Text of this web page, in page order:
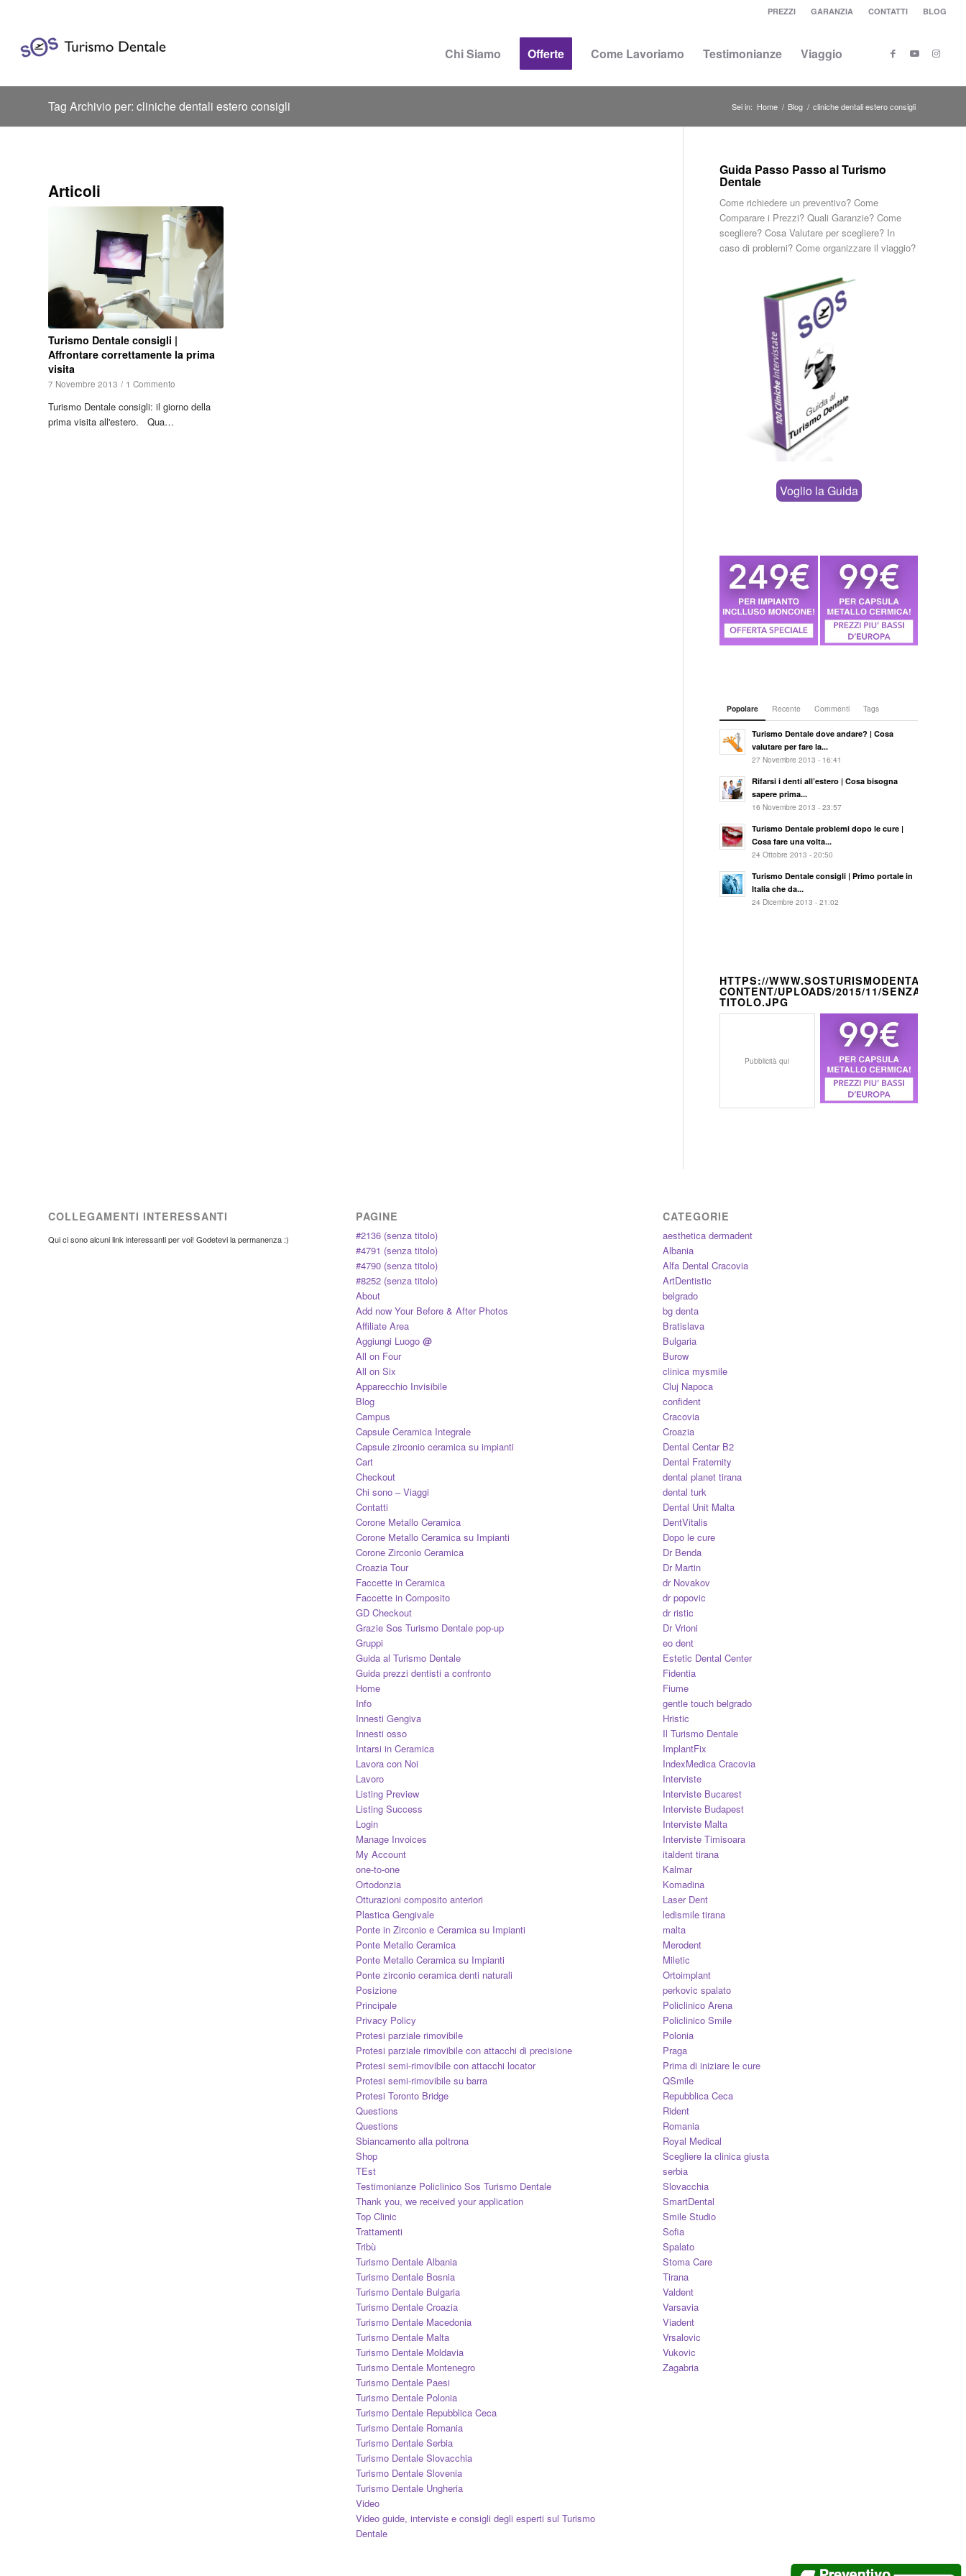
PREZZI GARANZIA CONTATTI BLOG
Chi Siamo Offerte Come Lavoriamo Testimonianze Viaggio
Tag Archivio per: cliniche dentali estero consigli Sei in: Home / Blog / cliniche dentali estero consigli
Articoli
Turismo Dentale consigli |
Affrontare correttamente la prima
visita
7 Novembre 2013 / 1 Commento
Turismo Dentale consigli: il giorno della
prima visita all'estero. Qua…
Guida Passo Passo al Turismo
Dentale
Come richiedere un preventivo? Come
Comparare i Prezzi? Quali Garanzie? Come
scegliere? Cosa Valutare per scegliere? In
caso di problemi? Come organizzare il viaggio?
Voglio la Guida
Popolare Recente Commenti Tags
Turismo Dentale dove andare? | Cosa
valutare per fare la...
27 Novembre 2013 - 16:41
Rifarsi i denti all’estero | Cosa bisogna
sapere prima...
16 Novembre 2013 - 23:57
Turismo Dentale problemi dopo le cure |
Cosa fare una volta...
24 Ottobre 2013 - 20:50
Turismo Dentale consigli | Primo portale in
Italia che da...
24 Dicembre 2013 - 21:02
HTTPS://WWW.SOSTURISMODENTALE.IT/
CONTENT/UPLOADS/2015/11/SENZA-
TITOLO.JPG
Pubblicità qui
COLLEGAMENTI INTERESSANTI
Qui ci sono alcuni link interessanti per voi! Godetevi la permanenza :)
PAGINE
#2136 (senza titolo)
#4791 (senza titolo)
#4790 (senza titolo)
#8252 (senza titolo)
About
Add now Your Before & After Photos
Affiliate Area
Aggiungi Luogo @
All on Four
All on Six
Apparecchio Invisibile
Blog
Campus
Capsule Ceramica Integrale
Capsule zirconio ceramica su impianti
Cart
Checkout
Chi sono – Viaggi
Contatti
Corone Metallo Ceramica
Corone Metallo Ceramica su Impianti
Corone Zirconio Ceramica
Croazia Tour
Faccette in Ceramica
Faccette in Composito
GD Checkout
Grazie Sos Turismo Dentale pop-up
Gruppi
Guida al Turismo Dentale
Guida prezzi dentisti a confronto
Home
Info
Innesti Gengiva
Innesti osso
Intarsi in Ceramica
Lavora con Noi
Lavoro
Listing Preview
Listing Success
Login
Manage Invoices
My Account
one-to-one
Ortodonzia
Otturazioni composito anteriori
Plastica Gengivale
Ponte in Zirconio e Ceramica su Impianti
Ponte Metallo Ceramica
Ponte Metallo Ceramica su Impianti
Ponte zirconio ceramica denti naturali
Posizione
Principale
Privacy Policy
Protesi parziale rimovibile
Protesi parziale rimovibile con attacchi di precisione
Protesi semi-rimovibile con attacchi locator
Protesi semi-rimovibile su barra
Protesi Toronto Bridge
Questions
Questions
Sbiancamento alla poltrona
Shop
TEst
Testimonianze Policlinico Sos Turismo Dentale
Thank you, we received your application
Top Clinic
Trattamenti
Tribù
Turismo Dentale Albania
Turismo Dentale Bosnia
Turismo Dentale Bulgaria
Turismo Dentale Croazia
Turismo Dentale Macedonia
Turismo Dentale Malta
Turismo Dentale Moldavia
Turismo Dentale Montenegro
Turismo Dentale Paesi
Turismo Dentale Polonia
Turismo Dentale Repubblica Ceca
Turismo Dentale Romania
Turismo Dentale Serbia
Turismo Dentale Slovacchia
Turismo Dentale Slovenia
Turismo Dentale Ungheria
Video
Video guide, interviste e consigli degli esperti sul Turismo
Dentale
CATEGORIE
aesthetica dermadent
Albania
Alfa Dental Cracovia
ArtDentistic
belgrado
bg denta
Bratislava
Bulgaria
Burow
clinica mysmile
Cluj Napoca
confident
Cracovia
Croazia
Dental Centar B2
Dental Fraternity
dental planet tirana
dental turk
Dental Unit Malta
DentVitalis
Dopo le cure
Dr Benda
Dr Martin
dr Novakov
dr popovic
dr ristic
Dr Vrioni
eo dent
Estetic Dental Center
Fidentia
Fiume
gentle touch belgrado
Hristic
Il Turismo Dentale
ImplantFix
IndexMedica Cracovia
Interviste
Interviste Bucarest
Interviste Budapest
Interviste Malta
Interviste Timisoara
italdent tirana
Kalmar
Komadina
Laser Dent
ledismile tirana
malta
Merodent
Miletic
Ortoimplant
perkovic spalato
Policlinico Arena
Policlinico Smile
Polonia
Praga
Prima di iniziare le cure
QSmile
Repubblica Ceca
Rident
Romania
Royal Medical
Scegliere la clinica giusta
serbia
Slovacchia
SmartDental
Smile Studio
Sofia
Spalato
Stoma Care
Tirana
Valdent
Varsavia
Viadent
Vrsalovic
Vukovic
Zagabria